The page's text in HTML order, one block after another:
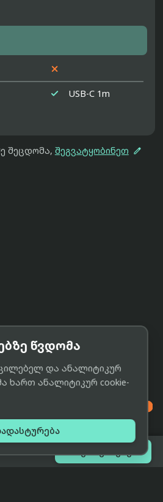

 USB-C 1m
შეცდომა, შეგვატყობინეთ 
შეთავაზებები

წვდომა
და ანალიტიკურ
ხართ ანალიტიკურ cookie-